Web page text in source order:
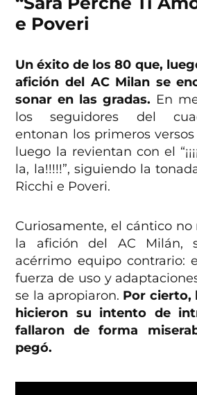
e Poveri
Un éxito de los 80 que,
afición del AC Milan se
sonar en las gradas. En
los seguidores del
entonan los primeros
luego la revientan con el
la, la!!!!!”, siguiendo la
Ricchi e Poveri.
Curiosamente, el cántico
la afición del AC Milán,
acérrimo equipo contrario:
fuerza de uso y
se la apropiaron. Por cierto,
hicieron su intento de
fallaron de forma
pegó.